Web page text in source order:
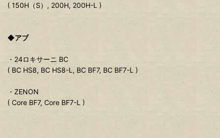
( 150H（S）, 200H, 200H-L )
◆アブ
・24ロキサーニ BC
( BC HS8, BC HS8-L, BC BF7, BC BF7-L )
・ZENON
( Core BF7, Core BF7-L )